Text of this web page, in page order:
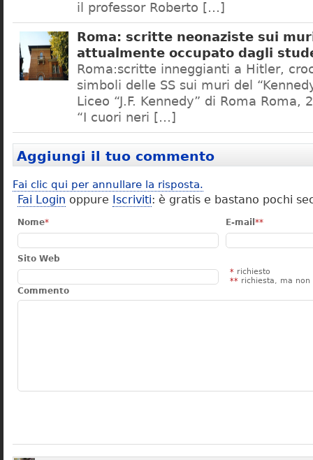
il professor Roberto […]
Roma: scritte neonaziste sui
attualmente occupato dagli
Roma:scritte inneggianti a Hitler,
simboli delle SS sui muri del
Liceo “J.F. Kennedy” di Roma Roma,
“I cuori neri […]
Aggiungi il tuo commento
Fai clic qui per annullare la risposta.
Fai Login oppure Iscriviti: è gratis e bastano pochi
Nome* E-mail **
Sito Web
* richiesto
** richiesta, ma non
Commento